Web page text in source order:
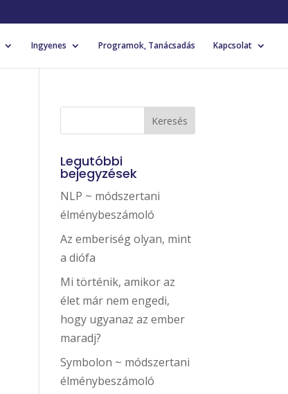
Ingyenes Programok, Tanácsadás Kapcsolat
Legutóbbi
bejegyzések
NLP ~ módszertani
élménybeszámoló
Az emberiség olyan, mint
a diófa
Mi történik, amikor az
élet már nem engedi,
hogy ugyanaz az ember
maradj?
Symbolon ~ módszertani
élménybeszámoló